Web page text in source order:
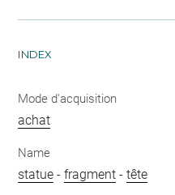
INDEX
Mode d'acquisition
achat
Name
statue -fragment -tête